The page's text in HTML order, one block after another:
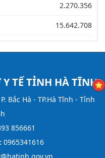
2.270.356
15.642.708
Y TẾ TỈNH HÀ TĨNH
Bắc Hà - TP.Hà Tĩnh - Tỉnh
856661
0965341616